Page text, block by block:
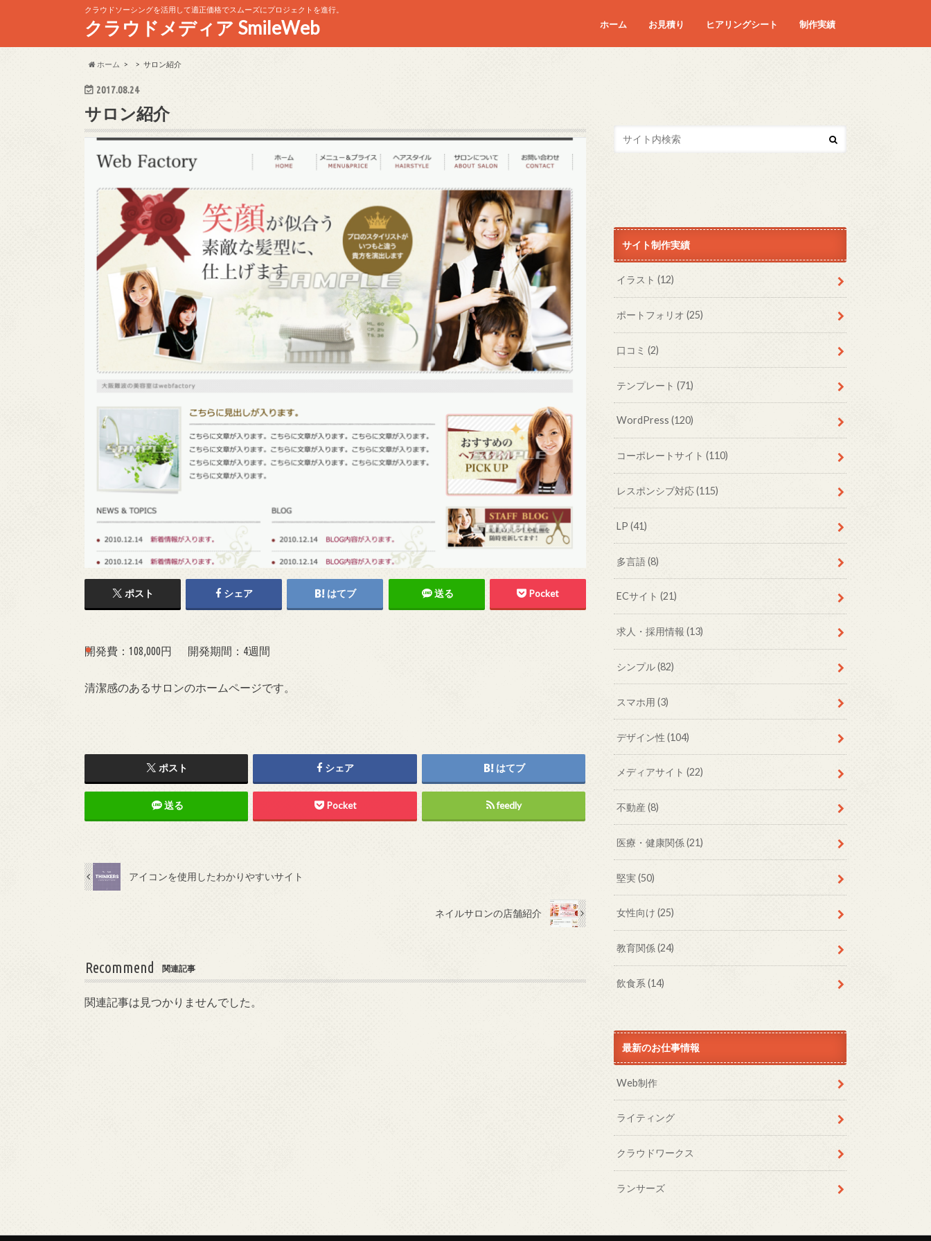
クラウドソーシングを活用して適正価格でスムーズにプロジェクトを進行。
クラウドメディア SmileWeb ホーム お見積り ヒアリングシート 制作実績
ホーム サロン紹介
2017.08.24
サロン紹介
ポスト シェア はてブ 送る Pocket
開発費：108,000円 開発期間：4週間
清潔感のあるサロンのホームページです。
ポスト シェア はてブ
送る Pocket feedly
アイコンを使用したわかりやすいサイト
ネイルサロンの店舗紹介
Recommend 関連記事
関連記事は見つかりませんでした。
サイト制作実績
イラスト(12)
ポートフォリオ(25)
口コミ(2)
テンプレート(71)
WordPress(120)
コーポレートサイト(110)
レスポンシブ対応(115)
LP(41)
多言語(8)
ECサイト(21)
求人・採用情報(13)
シンプル(82)
スマホ用(3)
デザイン性(104)
メディアサイト(22)
不動産(8)
医療・健康関係(21)
堅実(50)
女性向け(25)
教育関係(24)
飲食系(14)
最新のお仕事情報
Web制作
ライティング
クラウドワークス
ランサーズ